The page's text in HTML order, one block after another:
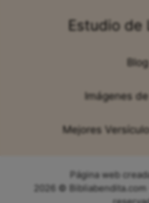
Estudio de
Blog
Imágenes
Mejores
Página web
2026 ©